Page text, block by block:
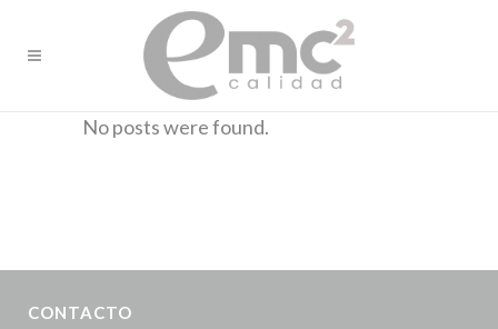
No posts were found.
CONTACTO